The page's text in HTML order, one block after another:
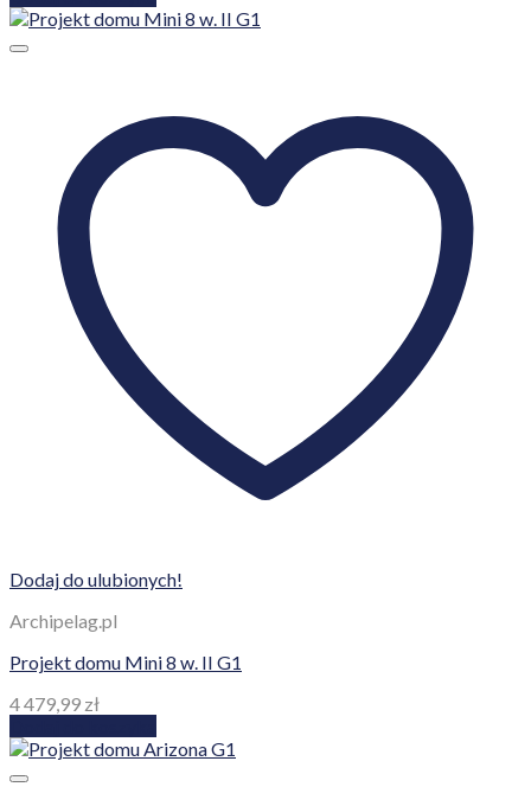
Dodaj do ulubionych!
Archipelag.pl
Projekt domu Mini 8 w. II G1
4 479,99 zł